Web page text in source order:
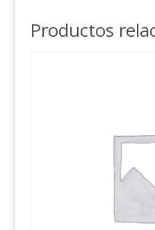
Productos